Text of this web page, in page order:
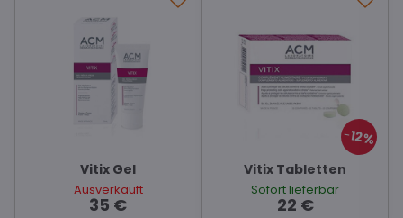
Vitix Gel
Ausverkauft
35 €
12%
Vitix Tabletten
Sofort lieferbar
22 €